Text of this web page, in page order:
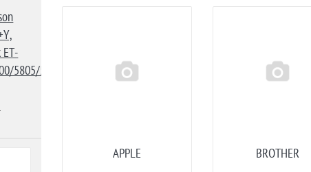
APPLE BROTHER
ET-
5805/5850/5880/16150/16600/16605/16650/16680